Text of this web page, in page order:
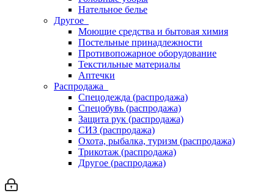
Нательное белье
Другое
Моющие средства и бытовая химия
Постельные принадлежности
Противопожарное оборудование
Текстильные материалы
Аптечки
Распродажа
Спецодежда (распродажа)
Спецобувь (распродажа)
Защита рук (распродажа)
СИЗ (распродажа)
Охота, рыбалка, туризм (распродажа)
Трикотаж (распродажа)
Другое (распродажа)